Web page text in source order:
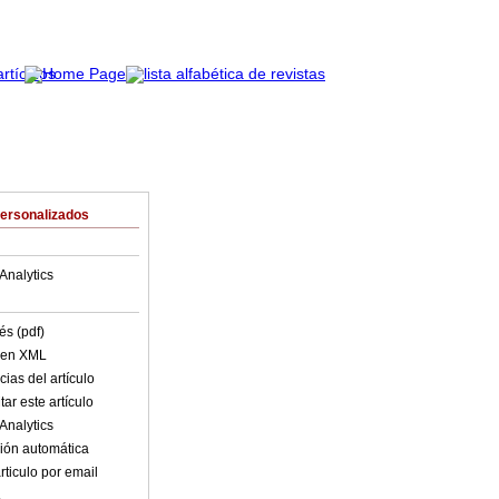
(pdf)
XML
del artículo
este artículo
automática
por email